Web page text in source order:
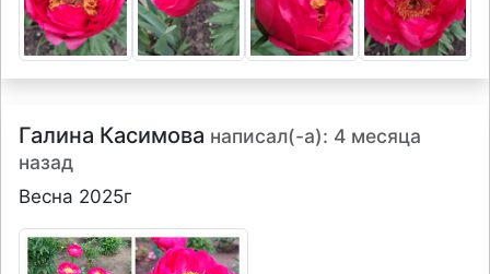
Галина Касимова написал(-а): 4 месяца
назад
Весна 2025г